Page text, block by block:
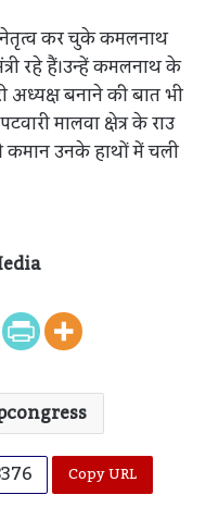
नेतृत्व कर चुके कमलनाथ
रहे हैं।उन्हें कमलनाथ के
अध्यक्ष बनाने की बात भी
मालवा क्षेत्र के राउ
कमान उनके हाथों में चली
Copy URL